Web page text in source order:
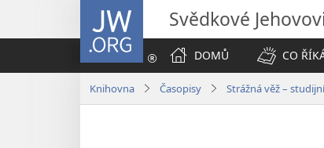
JW.ORG Svědkové Jehovovi
DOMŮ
CO
Knihovna Časopisy Strážná věž –